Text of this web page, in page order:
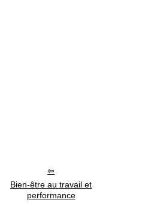
Bien-être au travail et
performance